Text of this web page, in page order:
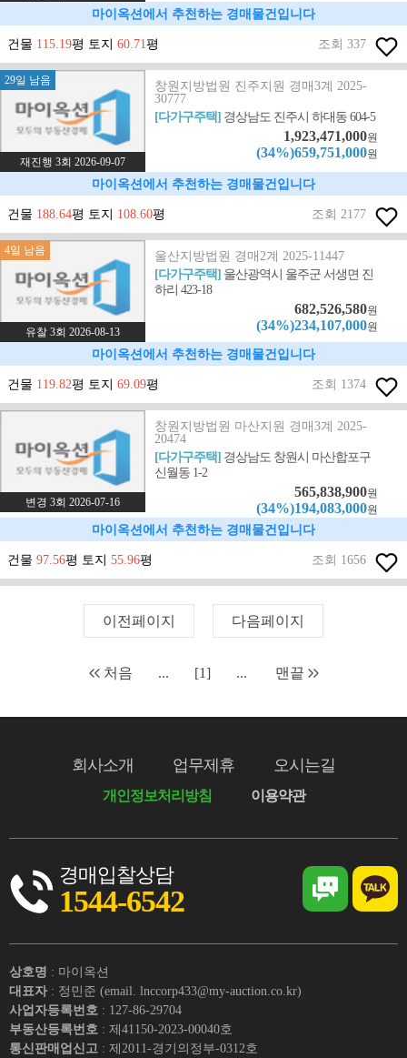
마이옥션에서 추천하는 경매물건입니다
건물 115.19평 토지 60.71평 조회 337
29일 남음
재진행 3회 2026-09-07
창원지방법원 진주지원 경매3계 2025-
30777
[다가구주택] 경상남도 진주시 하대동 604-5
1,923,471,000원
(34%)659,751,000원
마이옥션에서 추천하는 경매물건입니다
건물 188.64평 토지 108.60평 조회 2177
4일 남음
유찰 3회 2026-08-13
울산지방법원 경매2계 2025-11447
[다가구주택] 울산광역시 울주군 서생면 진
하리 423-18
682,526,580원
(34%)234,107,000원
마이옥션에서 추천하는 경매물건입니다
건물 119.82평 토지 69.09평 조회 1374
변경 3회 2026-07-16
창원지방법원 마산지원 경매3계 2025-
20474
[다가구주택] 경상남도 창원시 마산합포구
신월동 1-2
565,838,900원
(34%)194,083,000원
마이옥션에서 추천하는 경매물건입니다
건물 97.56평 토지 55.96평 조회 1656
이전페이지 다음페이지
처음 ... [1] ... 맨끝
회사소개 업무제휴 오시는길
개인정보처리방침 이용약관
경매입찰상담
1544-6542
상호명 : 마이옥션
대표자 : 정민준 (email. lnccorp433@my-auction.co.kr)
사업자등록번호 : 127-86-29704
부동산등록번호 : 제41150-2023-00040호
통신판매업신고 : 제2011-경기의정부-0312호